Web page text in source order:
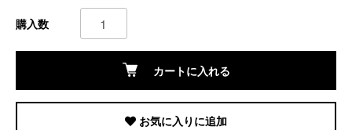
購入数
カートに入れる
お気に入りに追加